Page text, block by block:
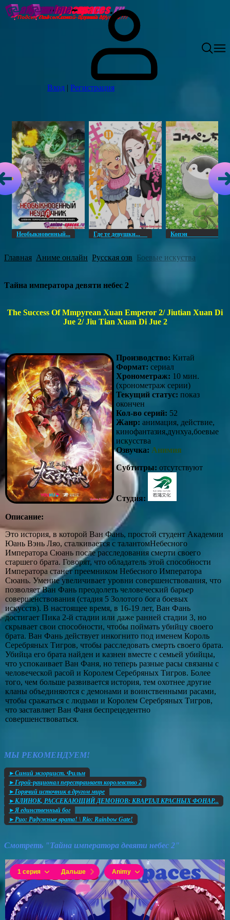
Вход | Регистрация
Необыкновенный... Где те девушки... Копэн
Главная Аниме онлайн Русская озв Боевые искуства
Тайна императора девяти небес 2
The Success Of Mmpyrean Xuan Emperor 2/ Jiutian Xuan Di
Jue 2/ Jiu Tian Xuan Di Jue 2
Производство: Китай
Формат: сериал
Хронометраж: 10 мин.
(хронометраж серии)
Текущий статус: показ
окончен
Кол-во серий: 52
Жанр: анимация, действие,
кинофантазия,дунхуа,боевые
искусства
Озвучка: Анимия
Субтитры: отсутствуют
Студия:
Описание:
Это история, в которой Ван Фань, простой студент Академии
Юань Вэнь Ляо, сталкивается с талантомНебесного
Императора Сюань после расследования смерти своего
старшего брата. Говорят, что обладатель этой способности
Императора станет преемником Небесного Императора
Сюань. Умение увеличивает уровни совершенствования, что
позволяет Ван Фань преодолеть человеческий барьер
совершенствования (стадия 5 Золотого бога боевых
искусств). В настоящее время, в 16-19 лет, Ван Фань
достигает Пика 2-й стадии или даже ранней стадии 3, но
скрывает свои способности, чтобы поймать убийцу своего
брата. Ван Фань действует инкогнито под именем Король
Серебряных Тигров, чтобы расследовать смерть своего брата.
Убийца его брата найден и казнен вместе с семьей убийцы,
что успокаивает Ван Фаня, но теперь разные расы связаны с
человеческой расой и Королем Серебряных Тигров. Более
того, чем больше развивается история, тем охотнее другие
кланы объединяются с демонами и воинственными расами,
чтобы сражаться с людьми и Королем Серебряных Тигров,
что заставляет Ван Фаня беспрецедентно
совершенствоваться.
МЫ РЕКОМЕНДУЕМ!
►Синий экзорцист. Фильм
►Герой-рационал перестраивает королевство 2
►Горячий источник в другом мире
►КЛИНОК, РАССЕКАЮЩИЙ ДЕМОНОВ: КВАРТАЛ КРАСНЫХ ФОНАР...
►Я единственный бог
►Рио: Радужные врата! \ Rio: Rainbow Gate!
Смотреть "Тайна императора девяти небес 2"